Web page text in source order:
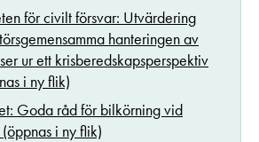
för civilt försvar: Utvärdering
hanteringen av
ur ett krisberedskapsperspektiv
i ny flik)
Goda råd för bilkörning vid
i ny flik)